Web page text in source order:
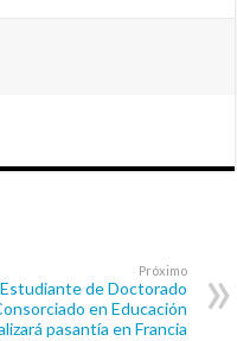
Próximo
Estudiante de Doctorado
en Educación
pasantía en Francia